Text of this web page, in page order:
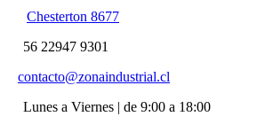
Chesterton 8677
56 22947 9301
contacto@zonaindustrial.cl
Lunes a Viernes | de 9:00 a 18:00